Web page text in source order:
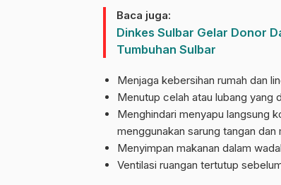
Baca juga:
Dinkes Sulbar Gelar Donor
Tumbuhan Sulbar
Menjaga kebersihan rumah dan
Menutup celah atau lubang yang
Menghindari menyapu langsung
menggunakan sarung tangan dan
Menyimpan makanan dalam
Ventilasi ruangan tertutup